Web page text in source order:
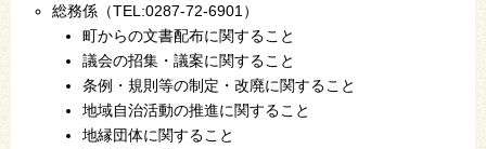
総務係（TEL:0287-72-6901）
町からの文書配布に関すること
議会の招集・議案に関すること
条例・規則等の制定・改廃に関すること
地域自治活動の推進に関すること
地縁団体に関すること